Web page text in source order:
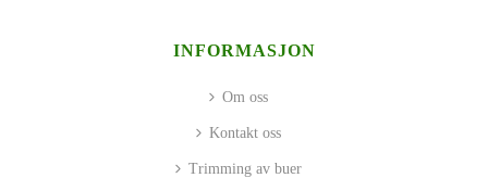
INFORMASJON
Om oss
Kontakt oss
Trimming av buer